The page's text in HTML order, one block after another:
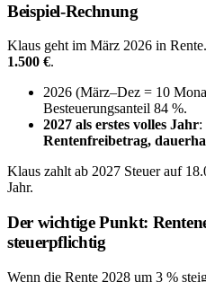
Beispiel-Rechnung
Klaus geht im März 2026 in
1.500 €.
2026 (März–Dez = 10
Besteuerungsanteil 84 %.
2027 als erstes volles Jahr:
Rentenfreibetrag,
Klaus zahlt ab 2027 Steuer auf
Jahr.
Der wichtige Punkt:
steuerpflichtig
Wenn die Rente 2028 um 3 %